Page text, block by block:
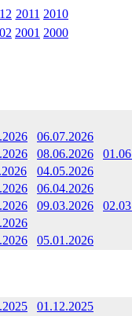
2011 2010
2001 2000
06.07.2026
08.06.2026
04.05.2026
06.04.2026
09.03.2026
05.01.2026
01.12.2025